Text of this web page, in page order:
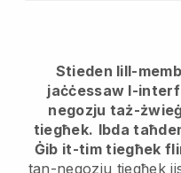
Stieden lill-
jaċċessaw l-
negozju taż-
tiegħek. Ibda
Ġib it-tim tiegħek
tan-negozju tiegħek